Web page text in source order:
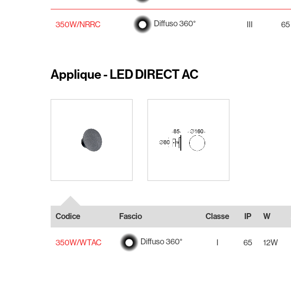
350W/NRRC Diffuso 360° III 65
Applique - LED DIRECT AC
Codice Fascio Classe IP W
350W/WTAC Diffuso 360° I 65 12W